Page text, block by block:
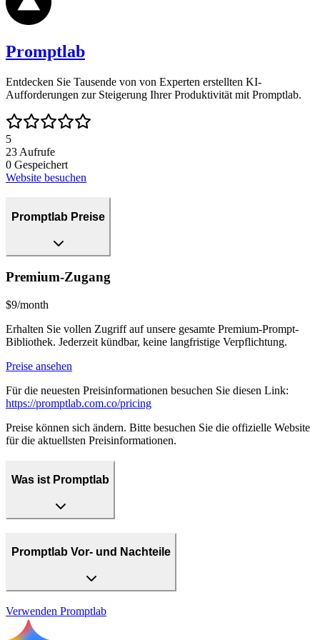
Promptlab
Entdecken Sie Tausende von von Experten erstellten KI-
Aufforderungen zur Steigerung Ihrer Produktivität mit Promptlab.
5
23 Aufrufe
0 Gespeichert
Website besuchen
Promptlab Preise
Premium-Zugang
$9/month
Erhalten Sie vollen Zugriff auf unsere gesamte Premium-Prompt-
Bibliothek. Jederzeit kündbar, keine langfristige Verpflichtung.
Preise ansehen
Für die neuesten Preisinformationen besuchen Sie diesen Link:
https://promptlab.com.co/pricing
Preise können sich ändern. Bitte besuchen Sie die offizielle Website
für die aktuellsten Preisinformationen.
Was ist Promptlab
Promptlab Vor- und Nachteile
Verwenden Promptlab